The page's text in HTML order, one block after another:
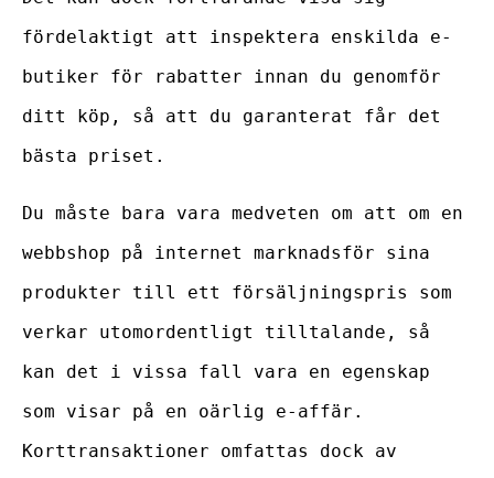
fördelaktigt att inspektera enskilda e-
butiker för rabatter innan du genomför
ditt köp, så att du garanterat får det
bästa priset.
Du måste bara vara medveten om att om en
webbshop på internet marknadsför sina
produkter till ett försäljningspris som
verkar utomordentligt tilltalande, så
kan det i vissa fall vara en egenskap
som visar på en oärlig e-affär.
Korttransaktioner omfattas dock av